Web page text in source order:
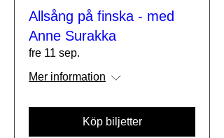
Allsång på finska - med
Anne Surakka
fre 11 sep.
Mer information
Köp biljetter